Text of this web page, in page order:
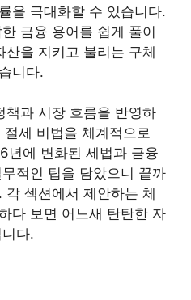
을 극대화할 수 있습니다.
금융 용어를 쉽게 풀이
을 지키고 불리는 구체
니다.
책과 시장 흐름을 반영하
세 비법을 체계적으로
년에 변화된 세법과 금융
적인 팁을 담았으니 끝까
섹션에서 제안하는 체
다 보면 어느새 탄탄한 자
다.